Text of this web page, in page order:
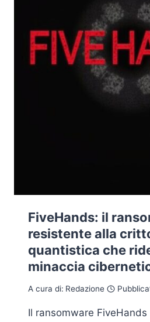
FiveHands: il
resistente alla
quantistica che
minaccia
A cura di: Redazione
Il ransomware